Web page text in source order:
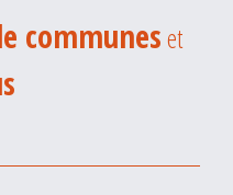
communeset